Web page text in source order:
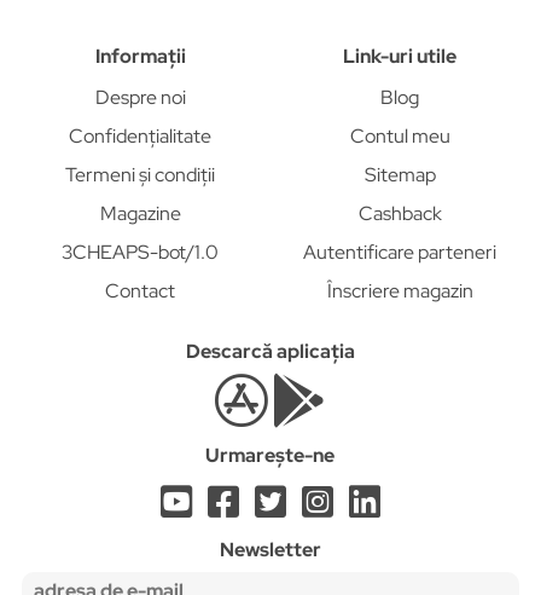
Informații
Despre noi
Confidențialitate
Termeni și condiții
Magazine
3CHEAPS-bot/1.0
Contact
Link-uri utile
Blog
Contul meu
Sitemap
Cashback
Autentificare parteneri
Înscriere magazin
Descarcă aplicația
Urmarește-ne
Newsletter